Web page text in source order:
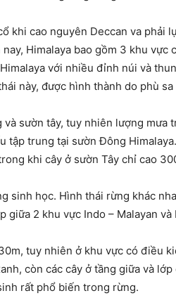
khi cao nguyên Deccan va phải
Himalaya bao gồm 3 khu
với nhiều đỉnh núi và
này, được hình thành do phù
sườn tây, tuy nhiên lượng
tập trung tại sườn Đông
khi cây ở sườn Tây chỉ cao
sinh học. Hình thái rừng khác
giữa 2 khu vực Indo – Malayan và
tuy nhiên ở khu vực có điều
còn các cây ở tầng giữa và
rất phổ biến trong rừng.